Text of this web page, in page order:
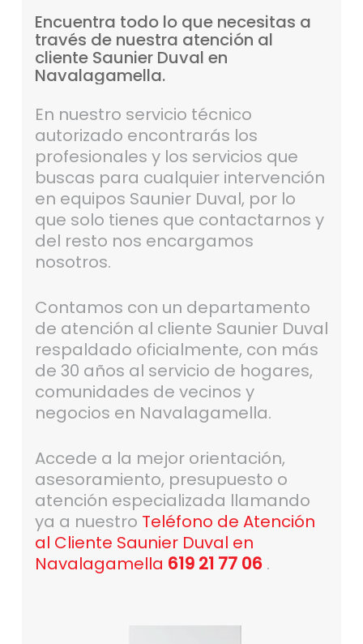
Encuentra todo lo que necesitas a
través de nuestra atención al
cliente Saunier Duval en
Navalagamella.
En nuestro servicio técnico
autorizado encontrarás los
profesionales y los servicios que
buscas para cualquier intervención
en equipos Saunier Duval, por lo
que solo tienes que contactarnos y
del resto nos encargamos
nosotros.
Contamos con un departamento
de atención al cliente Saunier Duval
respaldado oficialmente, con más
de 30 años al servicio de hogares,
comunidades de vecinos y
negocios en Navalagamella.
Accede a la mejor orientación,
asesoramiento, presupuesto o
atención especializada llamando
ya a nuestro Teléfono de Atención
al Cliente Saunier Duval en
Navalagamella 619 21 77 06 .